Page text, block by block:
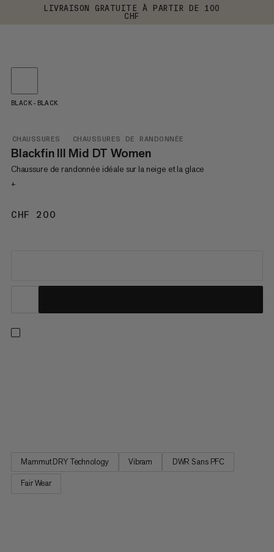
LIVRAISON GRATUITE À PARTIR DE 100
CHF
CHAUSSURES CHAUSSURES DE RANDONNÉE
Blackfin III Mid DT Women
Chaussure de randonnée idéale sur la neige et la glace
+
CHF 200
BLACK-BLACK
Mammut DRY Technology Vibram DWR Sans PFC
Fair Wear